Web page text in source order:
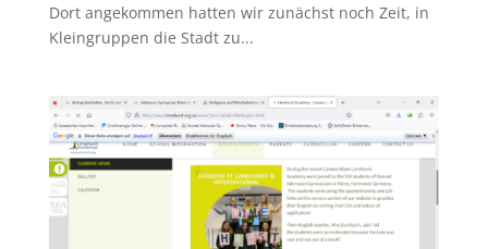
Dort angekommen hatten wir zunächst noch Zeit, in
Kleingruppen die Stadt zu...